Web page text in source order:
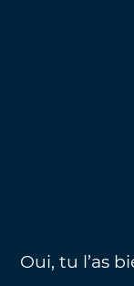
Oui, tu l’as